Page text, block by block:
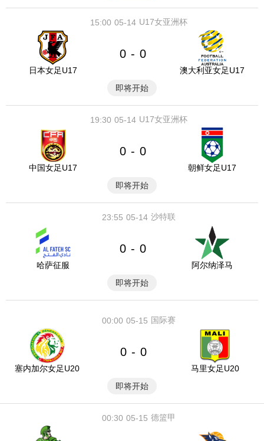
05-14
15:00 U17女亚洲杯
日本女足U17
0 - 0
澳大利亚女足U17
即将开始
05-14
19:30 U17女亚洲杯
中国女足U17
0 - 0
朝鲜女足U17
即将开始
05-14
23:55 沙特联
哈萨征服
0 - 0
阿尔纳泽马
即将开始
05-15
00:00 国际赛
塞内加尔女足U20
0 - 0
马里女足U20
即将开始
05-15
00:30 德篮甲